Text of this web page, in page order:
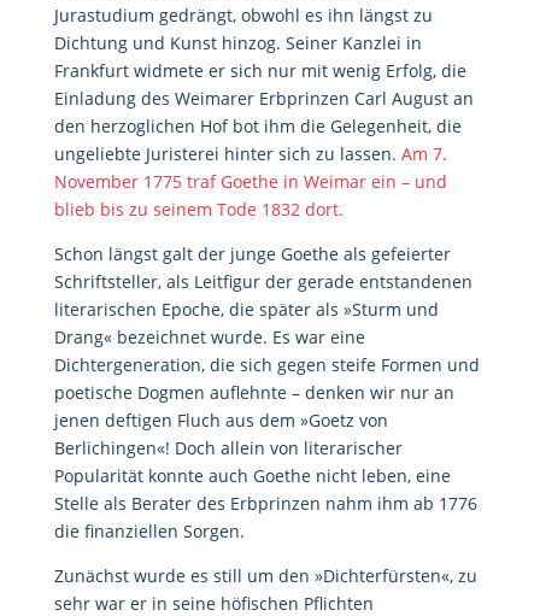
Jurastudium gedrängt, obwohl es ihn längst zu
Dichtung und Kunst hinzog. Seiner Kanzlei in
Frankfurt widmete er sich nur mit wenig Erfolg, die
Einladung des Weimarer Erbprinzen Carl August an
den herzoglichen Hof bot ihm die Gelegenheit, die
ungeliebte Juristerei hinter sich zu lassen. Am 7.
November 1775 traf Goethe in Weimar ein – und
blieb bis zu seinem Tode 1832 dort.
Schon längst galt der junge Goethe als gefeierter
Schriftsteller, als Leitfigur der gerade entstandenen
literarischen Epoche, die später als »Sturm und
Drang« bezeichnet wurde. Es war eine
Dichtergeneration, die sich gegen steife Formen und
poetische Dogmen auflehnte – denken wir nur an
jenen deftigen Fluch aus dem »Goetz von
Berlichingen«! Doch allein von literarischer
Popularität konnte auch Goethe nicht leben, eine
Stelle als Berater des Erbprinzen nahm ihm ab 1776
die finanziellen Sorgen.
Zunächst wurde es still um den »Dichterfürsten«, zu
sehr war er in seine höfischen Pflichten